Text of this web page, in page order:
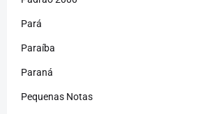
Pará
Paraíba
Paraná
Pequenas Notas